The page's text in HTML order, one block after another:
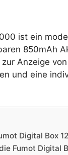
ist ein
850mAh
Anzeige
und eine
Digital Box
Fumot Digital